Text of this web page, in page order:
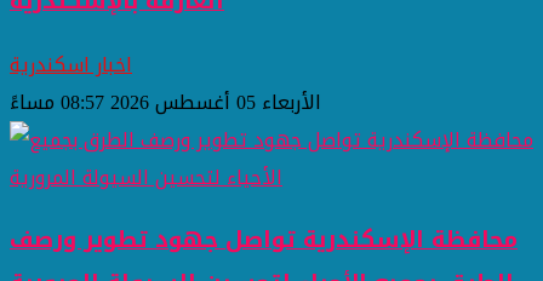
اخبار اسكندرية
الأربعاء 05 أغسطس 2026 08:57 مساءً
محافظة الإسكندرية تواصل جهود تطوير ورصف